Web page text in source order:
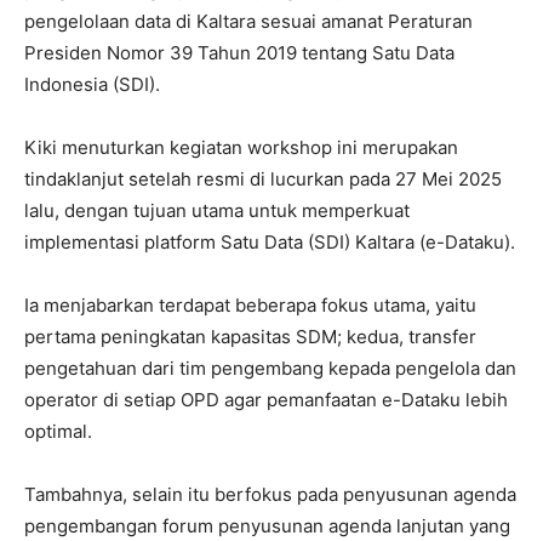
pengelolaan data di Kaltara sesuai amanat Peraturan
Presiden Nomor 39 Tahun 2019 tentang Satu Data
Indonesia (SDI).
Kiki menuturkan kegiatan workshop ini merupakan
tindaklanjut setelah resmi di lucurkan pada 27 Mei 2025
lalu, dengan tujuan utama untuk memperkuat
implementasi platform Satu Data (SDI) Kaltara (e-Dataku).
Ia menjabarkan terdapat beberapa fokus utama, yaitu
pertama peningkatan kapasitas SDM; kedua, transfer
pengetahuan dari tim pengembang kepada pengelola dan
operator di setiap OPD agar pemanfaatan e-Dataku lebih
optimal.
Tambahnya, selain itu berfokus pada penyusunan agenda
pengembangan forum penyusunan agenda lanjutan yang